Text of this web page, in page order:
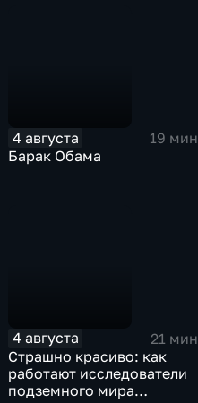
4 августа
19 мин
Барак Обама
4 августа
21 мин
Страшно красиво: как
работают исследователи
подземного мира